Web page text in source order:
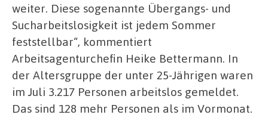
weiter. Diese sogenannte Übergangs- und
Sucharbeitslosigkeit ist jedem Sommer
feststellbar“, kommentiert
Arbeitsagenturchefin Heike Bettermann. In
der Altersgruppe der unter 25-Jährigen waren
im Juli 3.217 Personen arbeitslos gemeldet.
Das sind 128 mehr Personen als im Vormonat.